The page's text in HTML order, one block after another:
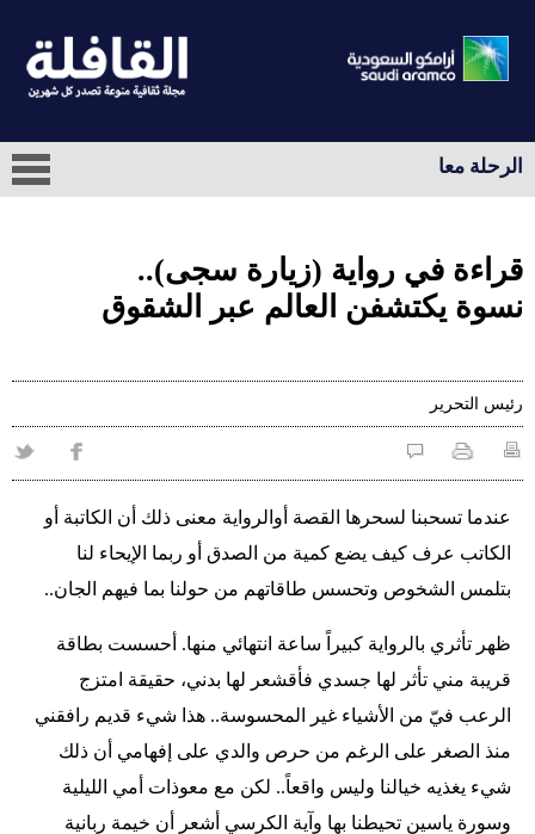
الرحلة معا
قراءة في رواية (زيارة سجى)..
نسوة يكتشفن العالم عبر الشقوق
رئيس التحرير
عندما تسحبنا لسحرها القصة أوالرواية معنى ذلك أن الكاتبة أو
الكاتب عرف كيف يضع كمية من الصدق أو ربما الإيحاء لنا
بتلمس الشخوص وتحسس طاقاتهم من حولنا بما فيهم الجان..
ظهر تأثري بالرواية كبيراً ساعة انتهائي منها. أحسست بطاقة
قريبة مني تأثر لها جسدي فأقشعر لها بدني، حقيقة امتزج
الرعب فيّ من الأشياء غير المحسوسة.. هذا شيء قديم رافقني
منذ الصغر على الرغم من حرص والدي على إفهامي أن ذلك
شيء يغذيه خيالنا وليس واقعاً.. لكن مع معوذات أمي الليلية
وسورة ياسين تحيطنا بها وآية الكرسي أشعر أن خيمة ربانية